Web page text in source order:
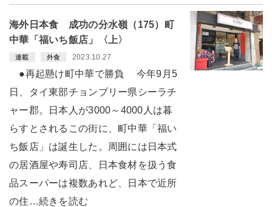
海外日本食 成功の分水嶺（175）町
中華「福いち飯店」〈上〉
連載 外食 2023.10.27
●再起懸け町中華で勝負 今年9月5
日、タイ東部チョンブリー県シーラチ
ャー郡。日本人が3000～4000人は暮
らすとされるこの街に、町中華「福い
ち飯店」は誕生した。周囲には日本式
の居酒屋や寿司店、日本食材を扱う食
品スーパーは複数あれど、日本で近所
の住…続きを読む